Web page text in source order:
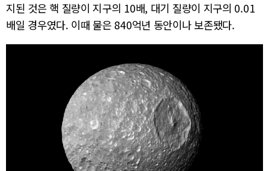
지된 것은 핵 질량이 지구의 10배, 대기 질량이 지구의 0.01
배일 경우였다. 이때 물은 840억년 동안이나 보존됐다.